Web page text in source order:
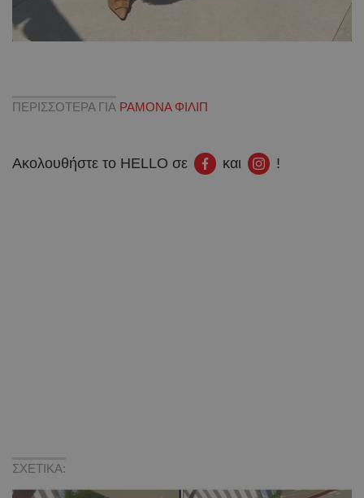
ΠΕΡΙΣΣΟΤΕΡΑ ΓΙΑ ΡΑΜΟΝΑ ΦΙΛΙΠ
Ακολουθήστε το HELLO σε και !
ΣΧΕΤΙΚΑ: